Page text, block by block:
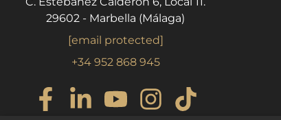
29602 - Marbella (Málaga)
[email protected]
+34 952 868 945